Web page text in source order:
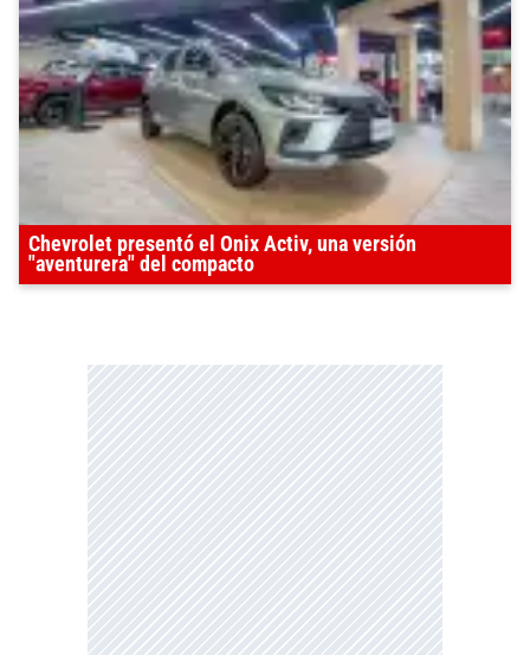
Chevrolet presentó el Onix Activ, una versión
"aventurera" del compacto